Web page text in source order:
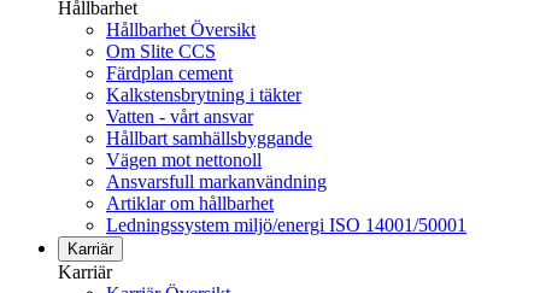
Hållbarhet
Hållbarhet Översikt
Om Slite CCS
Färdplan cement
Kalkstensbrytning i täkter
Vatten - vårt ansvar
Hållbart samhällsbyggande
Vägen mot nettonoll
Ansvarsfull markanvändning
Artiklar om hållbarhet
Ledningssystem miljö/energi ISO 14001/50001
Karriär
Karriär